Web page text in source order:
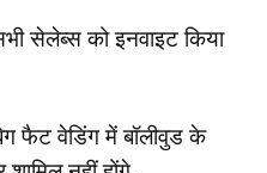
सेलेब्स को इनवाइट किया
फैट वेडिंग में बॉलीवुड के